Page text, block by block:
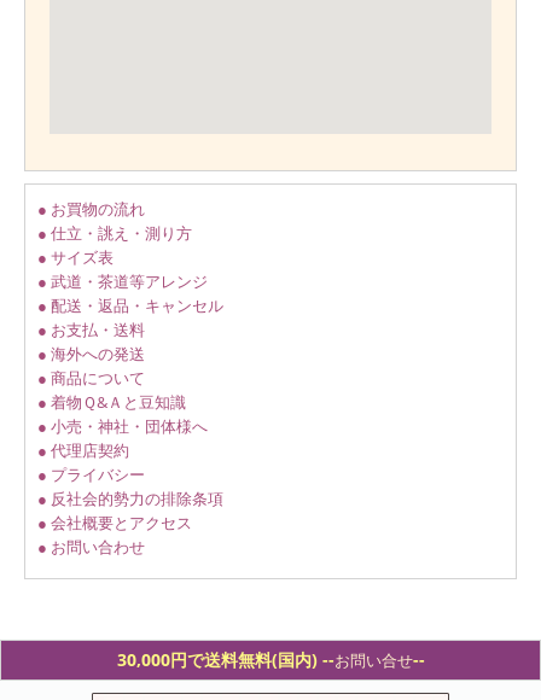
● お買物の流れ
● 仕立・誂え・測り方
● サイズ表
● 武道・茶道等アレンジ
● 配送・返品・キャンセル
● お支払・送料
● 海外への発送
● 商品について
● 着物Ｑ&Ａと豆知識
● 小売・神社・団体様へ
● 代理店契約
● プライバシー
● 反社会的勢力の排除条項
● 会社概要とアクセス
● お問い合わせ
30,000円で送料無料(国内) --お問い合せ--